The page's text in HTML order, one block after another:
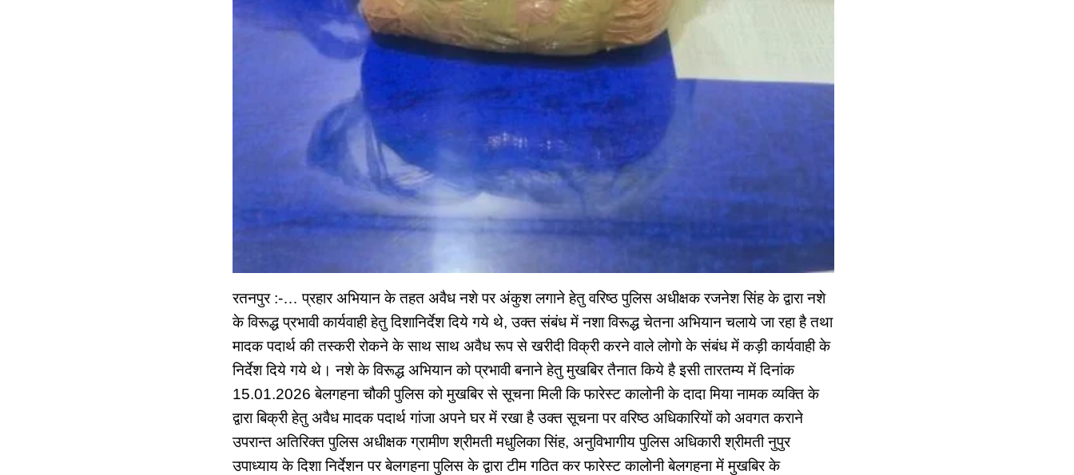
रतनपुर :-… प्रहार अभियान के तहत अवैध नशे पर अंकुश लगाने हेतु वरिष्ठ पुलिस अधीक्षक रजनेश सिंह के द्वारा नशे
के विरूद्ध प्रभावी कार्यवाही हेतु दिशानिर्देश दिये गये थे, उक्त संबंध में नशा विरूद्ध चेतना अभियान चलाये जा रहा है तथा
मादक पदार्थ की तस्करी रोकने के साथ साथ अवैध रूप से खरीदी विक्री करने वाले लोगो के संबंध में कड़ी कार्यवाही के
निर्देश दिये गये थे। नशे के विरूद्ध अभियान को प्रभावी बनाने हेतु मुखबिर तैनात किये है इसी तारतम्य में दिनांक
15.01.2026 बेलगहना चौकी पुलिस को मुखबिर से सूचना मिली कि फारेस्ट कालोनी के दादा मिया नामक व्यक्ति के
द्वारा बिक्री हेतु अवैध मादक पदार्थ गांजा अपने घर में रखा है उक्त सूचना पर वरिष्ठ अधिकारियों को अवगत कराने
उपरान्त अतिरिक्त पुलिस अधीक्षक ग्रामीण श्रीमती मधुलिका सिंह, अनुविभागीय पुलिस अधिकारी श्रीमती नुपुर
उपाध्याय के दिशा निर्देशन पर बेलगहना पुलिस के द्वारा टीम गठित कर फारेस्ट कालोनी बेलगहना में मुखबिर के